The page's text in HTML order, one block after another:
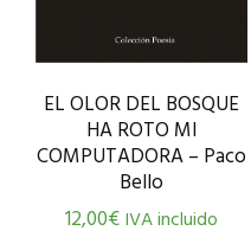
EL OLOR DEL BOSQUE
HA ROTO MI
COMPUTADORA – Paco
Bello
12,00€IVA incluido